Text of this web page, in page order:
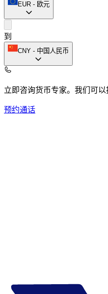
EUR - 欧元
到
CNY - 中国人民币
立即咨询货币专家。 我们可以
预约通话